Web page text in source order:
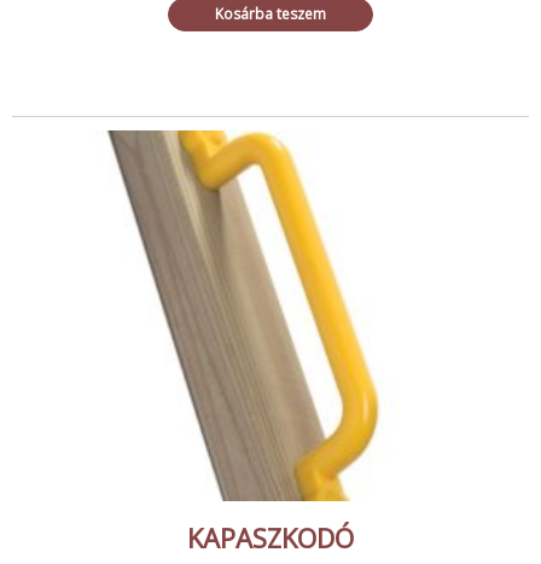
Kosárba teszem
KAPASZKODÓ